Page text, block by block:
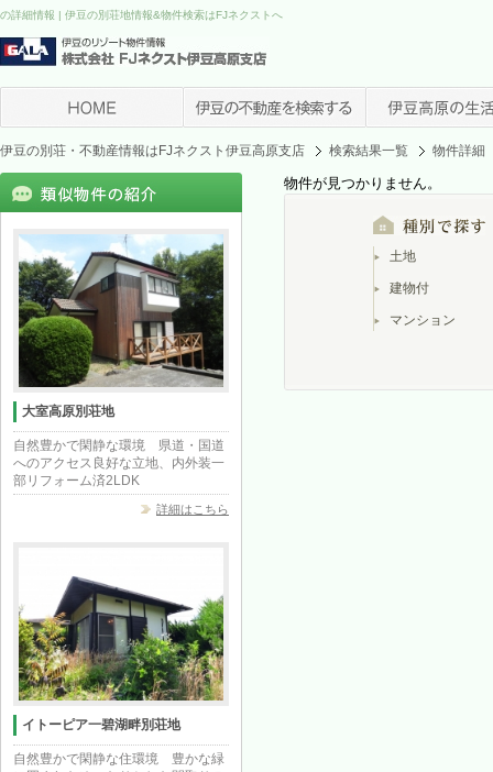
の詳細情報 | 伊豆の別荘地情報&物件検索はFJネクストへ
伊豆の別荘・不動産情報はFJネクスト伊豆高原支店 検索結果一覧 物件詳細
大室高原別荘地
自然豊かで閑静な環境 県道・国道
へのアクセス良好な立地、内外装一
部リフォーム済2LDK
詳細はこちら
イトーピア一碧湖畔別荘地
自然豊かで閑静な住環境 豊かな緑
物件が見つかりません。
土地
建物付
マンション